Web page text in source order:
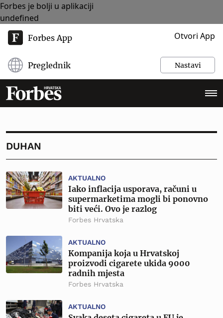
Forbes je bolji u aplikaciji
undefined
Forbes App Otvori App
Preglednik Nastavi
DUHAN
AKTUALNO
Iako inflacija usporava, računi u
supermarketima mogli bi ponovno
biti veći. Ovo je razlog
Forbes Hrvatska
AKTUALNO
Kompanija koja u Hrvatskoj
proizvodi cigarete ukida 9000
radnih mjesta
Forbes Hrvatska
AKTUALNO